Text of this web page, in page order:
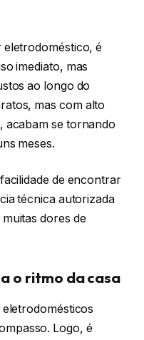
é
imediato, mas
ao longo do
mas com alto
acabam se tornando
meses.
de encontrar
técnica autorizada
dores de
o ritmo da casa
eletrodomésticos
Logo, é